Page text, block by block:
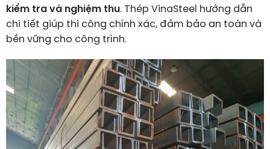
kiểm tra và nghiệm thu. Thép VinaSteel hướng dẫn
chi tiết giúp thi công chính xác, đảm bảo an toàn và
bền vững cho công trình.